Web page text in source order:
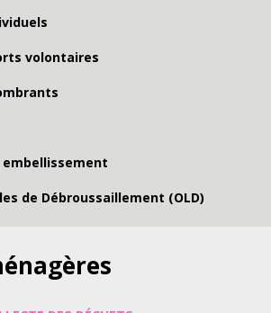
volontaires
de Débroussaillement (OLD)